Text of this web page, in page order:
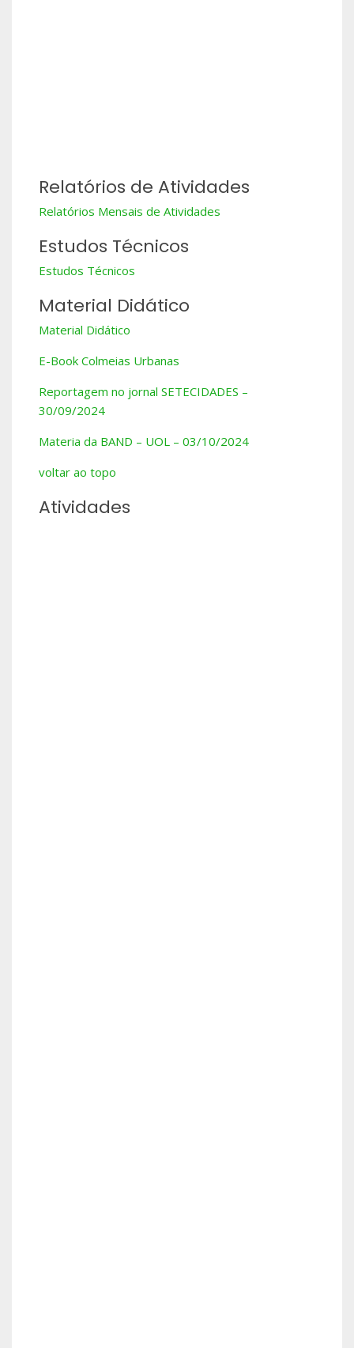
Relatórios de Atividades
Relatórios Mensais de Atividades
Estudos Técnicos
Estudos Técnicos
Material Didático
Material Didático
E-Book Colmeias Urbanas
Reportagem no jornal SETECIDADES –
30/09/2024
Materia da BAND – UOL – 03/10/2024
voltar ao topo
Atividades